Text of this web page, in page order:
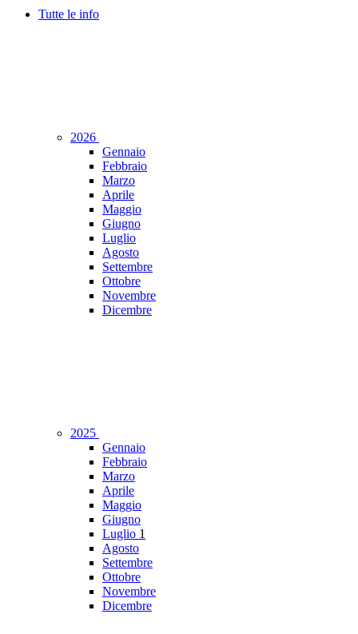
Tutte le info
2026
Gennaio
Febbraio
Marzo
Aprile
Maggio
Giugno
Luglio
Agosto
Settembre
Ottobre
Novembre
Dicembre
2025
Gennaio
Febbraio
Marzo
Aprile
Maggio
Giugno
Luglio 1
Agosto
Settembre
Ottobre
Novembre
Dicembre